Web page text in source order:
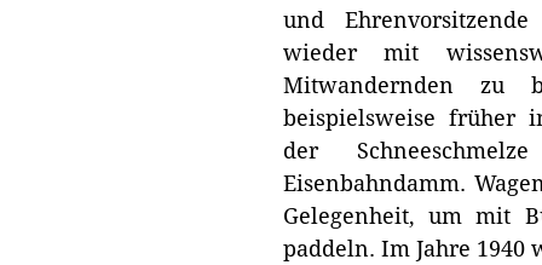
und
wieder mit
Mitwandernden zu
beispielsweise früher
der
Eisenbahndamm.
Gelegenheit, um mit
paddeln. Im Jahre 1940